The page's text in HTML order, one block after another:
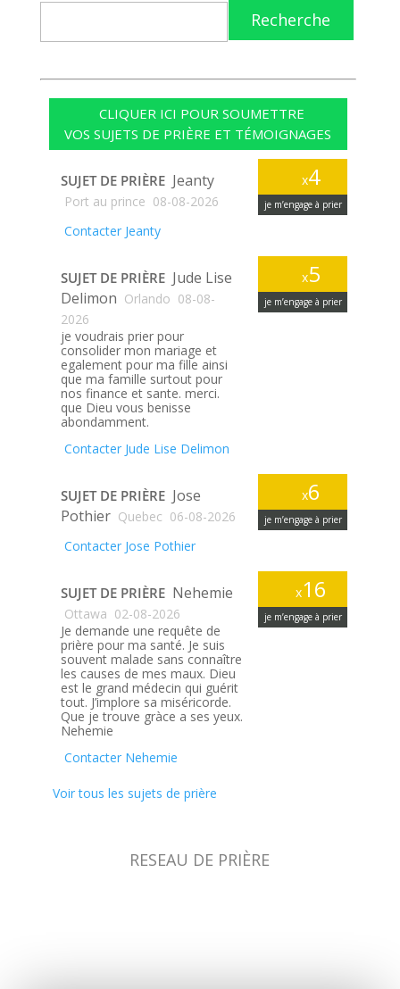
Recherche
CLIQUER ICI POUR SOUMETTRE
VOS SUJETS DE PRIÈRE ET TÉMOIGNAGES
x4
je m’engage à prier
SUJET DE PRIÈRE Jeanty
Port au prince 08-08-2026
Contacter Jeanty
x5
je m’engage à prier
SUJET DE PRIÈRE Jude Lise
Delimon Orlando 08-08-
2026
je voudrais prier pour
consolider mon mariage et
egalement pour ma fille ainsi
que ma famille surtout pour
nos finance et sante. merci.
que Dieu vous benisse
abondamment.
Contacter Jude Lise Delimon
x6
je m’engage à prier
SUJET DE PRIÈRE Jose
Pothier Quebec 06-08-2026
Contacter Jose Pothier
x16
je m’engage à prier
SUJET DE PRIÈRE Nehemie
Ottawa 02-08-2026
Je demande une requête de
prière pour ma santé. Je suis
souvent malade sans connaître
les causes de mes maux. Dieu
est le grand médecin qui guérit
tout. J’implore sa miséricorde.
Que je trouve gràce a ses yeux.
Nehemie
Contacter Nehemie
Voir tous les sujets de prière
RESEAU DE PRIÈRE